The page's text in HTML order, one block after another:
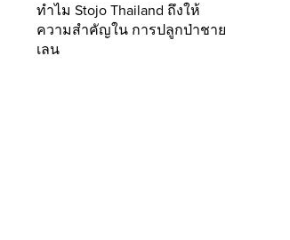
ทำไม Stojo Thailand ถึงให้
ความสำคัญใน การปลูกป่าชาย
เลน